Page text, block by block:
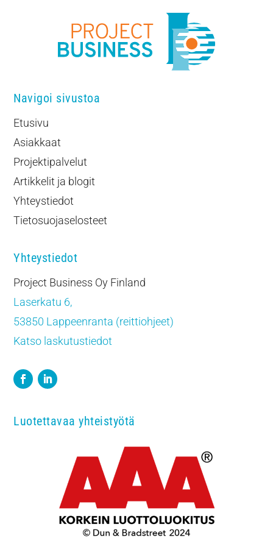
Navigoi sivustoa
Etusivu
Asiakkaat
Projektipalvelut
Artikkelit ja blogit
Yhteystiedot
Tietosuojaselosteet
Yhteystiedot
Project Business Oy Finland
Laserkatu 6,
53850 Lappeenranta (reittiohjeet)
Katso laskutustiedot
Luotettavaa yhteistyötä